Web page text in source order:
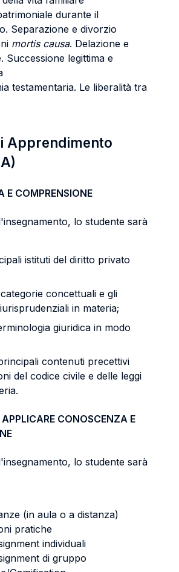
durante il
Separazione e divorzio
mortis causa. Delazione e
Successione legittima e
testamentaria. Le liberalità tra
Apprendimento
E COMPRENSIONE
lo studente sarà
istituti del diritto privato
concettuali e gli
in materia;
giuridica in modo
contenuti precettivi
del codice civile e delle leggi
CONOSCENZA E
lo studente sarà
(in aula o a distanza)
pratiche
individuali
di gruppo